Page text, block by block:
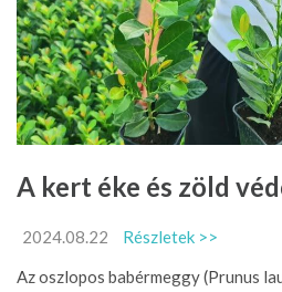
A kert éke és zöld
2024.08.22
Részletek >>
Az oszlopos babérmeggy (Prunus